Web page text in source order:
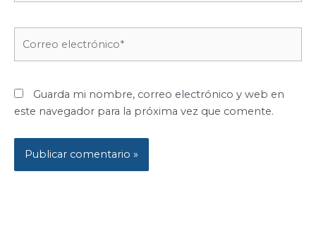
electrónico*
Guarda mi nombre, correo electrónico y web en
este navegador para la próxima vez que comente.